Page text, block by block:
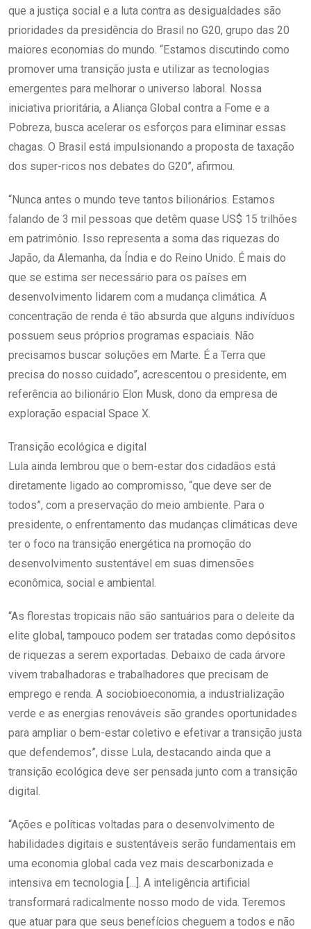
que a justiça social e a luta contra as desigualdades são
prioridades da presidência do Brasil no G20, grupo das 20
maiores economias do mundo. “Estamos discutindo como
promover uma transição justa e utilizar as tecnologias
emergentes para melhorar o universo laboral. Nossa
iniciativa prioritária, a Aliança Global contra a Fome e a
Pobreza, busca acelerar os esforços para eliminar essas
chagas. O Brasil está impulsionando a proposta de taxação
dos super-ricos nos debates do G20”, afirmou.
“Nunca antes o mundo teve tantos bilionários. Estamos
falando de 3 mil pessoas que detêm quase US$ 15 trilhões
em patrimônio. Isso representa a soma das riquezas do
Japão, da Alemanha, da Índia e do Reino Unido. É mais do
que se estima ser necessário para os países em
desenvolvimento lidarem com a mudança climática. A
concentração de renda é tão absurda que alguns indivíduos
possuem seus próprios programas espaciais. Não
precisamos buscar soluções em Marte. É a Terra que
precisa do nosso cuidado”, acrescentou o presidente, em
referência ao bilionário Elon Musk, dono da empresa de
exploração espacial Space X.
Transição ecológica e digital
Lula ainda lembrou que o bem-estar dos cidadãos está
diretamente ligado ao compromisso, “que deve ser de
todos”, com a preservação do meio ambiente. Para o
presidente, o enfrentamento das mudanças climáticas deve
ter o foco na transição energética na promoção do
desenvolvimento sustentável em suas dimensões
econômica, social e ambiental.
“As florestas tropicais não são santuários para o deleite da
elite global, tampouco podem ser tratadas como depósitos
de riquezas a serem exportadas. Debaixo de cada árvore
vivem trabalhadoras e trabalhadores que precisam de
emprego e renda. A sociobioeconomia, a industrialização
verde e as energias renováveis são grandes oportunidades
para ampliar o bem-estar coletivo e efetivar a transição justa
que defendemos”, disse Lula, destacando ainda que a
transição ecológica deve ser pensada junto com a transição
digital.
“Ações e políticas voltadas para o desenvolvimento de
habilidades digitais e sustentáveis serão fundamentais em
uma economia global cada vez mais descarbonizada e
intensiva em tecnologia […]. A inteligência artificial
transformará radicalmente nosso modo de vida. Teremos
que atuar para que seus benefícios cheguem a todos e não